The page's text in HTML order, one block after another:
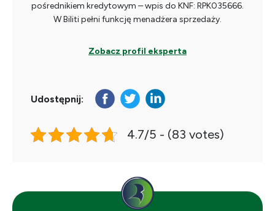
pośrednikiem kredytowym – wpis do KNF: RPK035666.
W Biliti pełni funkcję menadżera sprzedaży.
Zobacz profil eksperta
Udostępnij:
4.7/5 - (83 votes)